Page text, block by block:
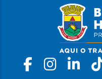
Facebook